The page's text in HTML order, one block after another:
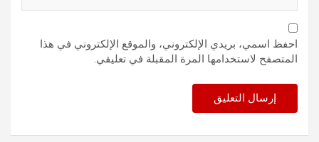
احفظ اسمي، بريدي الإلكتروني، والموقع الإلكتروني في هذا
المتصفح لاستخدامها المرة المقبلة في تعليقي.